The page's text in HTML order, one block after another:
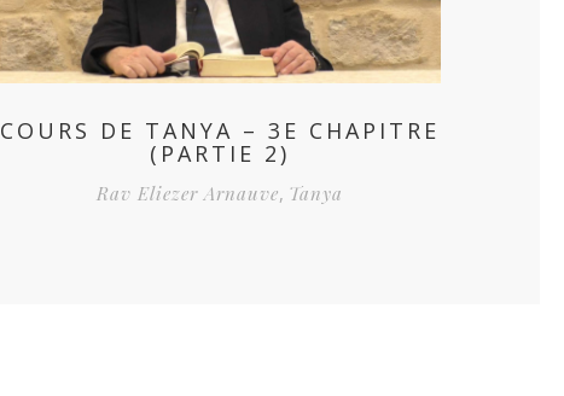
COURS DE TANYA – 3E CHAPITRE
(PARTIE 2)
Rav Eliezer Arnauve, Tanya